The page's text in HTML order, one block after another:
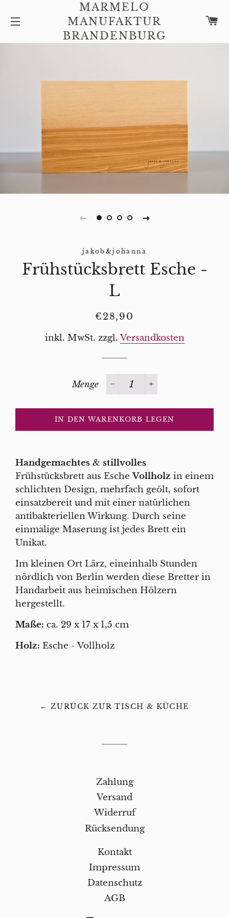
SEITENNAVIGATION
MARMELO
MANUFAKTUR
BRANDENBURG
jakob&johanna
Frühstücksbrett Esche -
L
Normaler
Sonderpreis
€28,90
inkl. MwSt. zzgl.Versandkosten
Menge
−
+
IN DEN WARENKORB LEGEN
Handgemachtes & stillvolles
Frühstücksbrett aus EscheVollholz in einem
schlichten Design, mehrfach geölt, sofort
einsatzbereit und mit einer natürlichen
antibakteriellen Wirkung. Durch seine
einmalige Maserung ist jedes Brett ein
Unikat.
Im kleinen Ort Lärz, eineinhalb Stunden
nördlich von Berlin werden diese Bretter in
Handarbeit aus heimischen Hölzern
hergestellt.
Maße: ca. 29 x 17 x 1,5 cm
Holz: Esche - Vollholz
← ZURÜCK ZUR TISCH & KÜCHE
Zahlung
Versand
Widerruf
Rücksendung
Kontakt
Impressum
Datenschutz
AGB